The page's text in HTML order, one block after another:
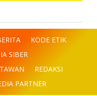
KODE ETIK
SIBER
REDAKSI
PARTNER